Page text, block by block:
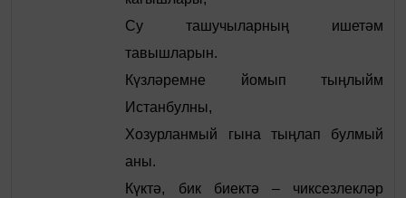
Су ташучыларның ишетәм
тавышларын.
Күзләремне йомып тыңлыйм
Истанбулны,
Хозурланмый гына тыңлап булмый
аны.
Күктә, бик биектә – чиксезлекләр